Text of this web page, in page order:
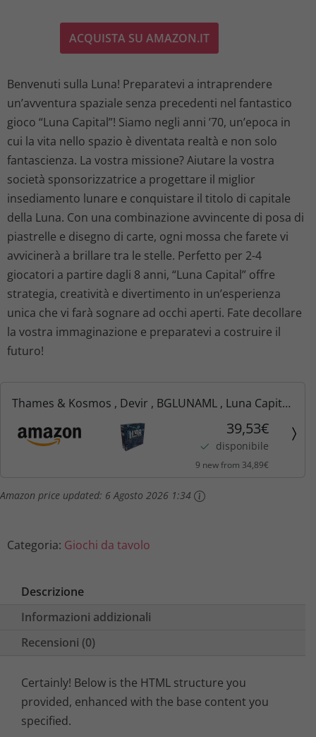
ACQUISTA SU AMAZON.IT
Benvenuti sulla Luna! Preparatevi a intraprendere
un’avventura spaziale senza precedenti nel fantastico
gioco “Luna Capital”! Siamo negli anni ’70, un’epoca in
cui la vita nello spazio è diventata realtà e non solo
fantascienza. La vostra missione? Aiutare la vostra
società sponsorizzatrice a progettare il miglior
insediamento lunare e conquistare il titolo di capitale
della Luna. Con una combinazione avvincente di posa di
piastrelle e disegno di carte, ogni mossa che farete vi
avvicinerà a brillare tra le stelle. Perfetto per 2-4
giocatori a partire dagli 8 anni, “Luna Capital” offre
strategia, creatività e divertimento in un’esperienza
unica che vi farà sognare ad occhi aperti. Fate decollare
la vostra immaginazione e preparatevi a costruire il
futuro!
Thames & Kosmos , Devir , BGLUNAML , Luna Capital
, 2-4 Players , Ages 8+
39,53€
disponibile
9 new from 34,89€
Amazon price updated: 6 Agosto 2026 1:34
Categoria: Giochi da tavolo
Descrizione
Informazioni addizionali
Recensioni (0)
Certainly! Below is the HTML structure you
provided, enhanced with the base content you
specified.